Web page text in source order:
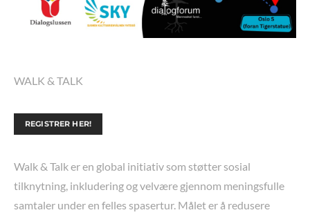
WALK & TALK
REGISTRER HER!
Walk & Talk er en global initiativ som støtter sosial
tilknytning, inkludering og velvære gjennom meningsfulle
samtaler under en felles spasertur. Målet er å redusere